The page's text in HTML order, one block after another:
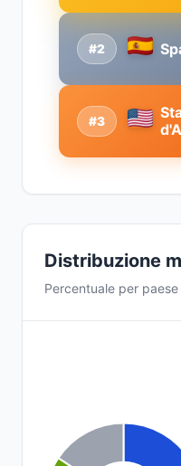
#2
#3
Distribuzione
Percentuale per paese